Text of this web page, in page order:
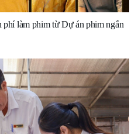
phí làm phim từ Dự án phim ngắn